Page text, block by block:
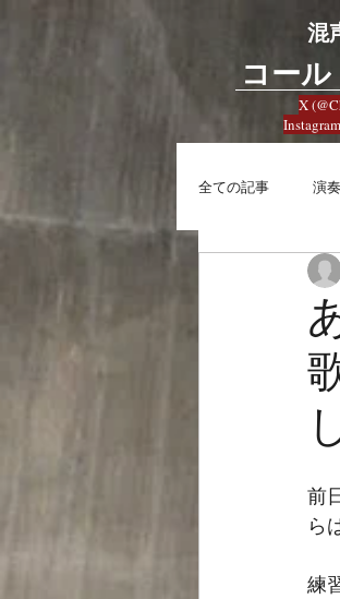
混
コー
X
全ての記事 演
興
前
ら
練